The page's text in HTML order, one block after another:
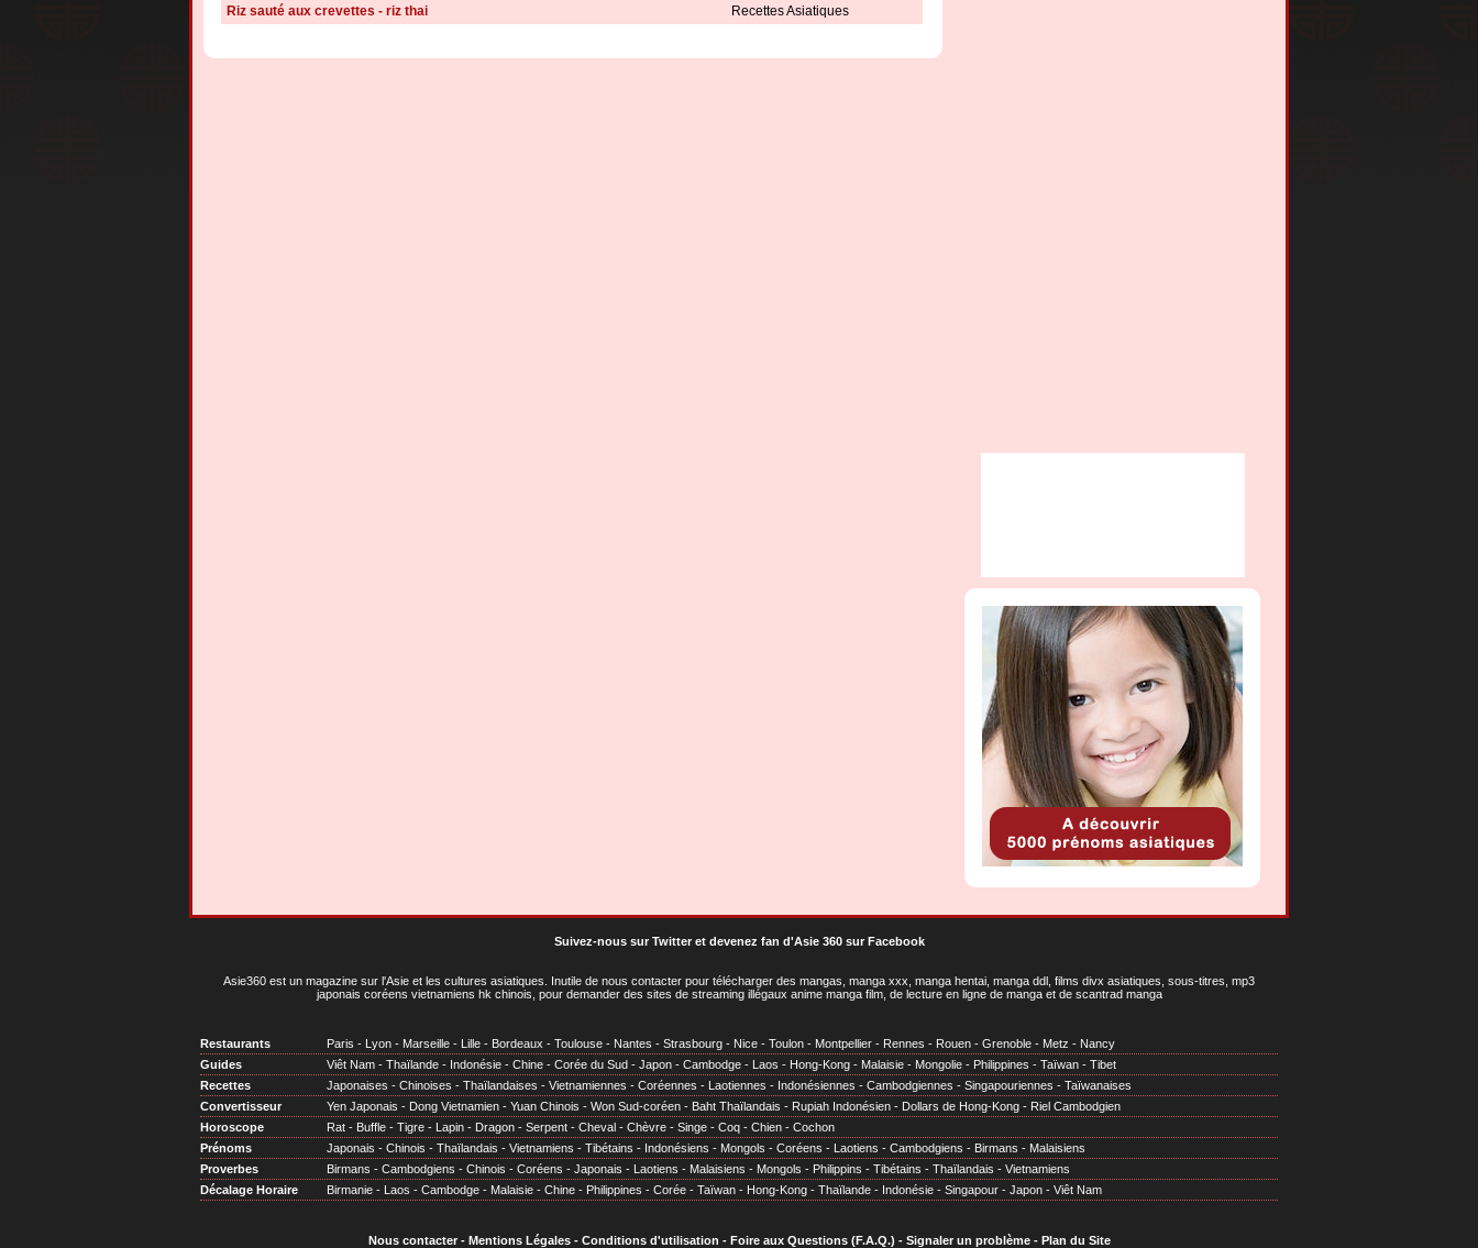
Riz sauté aux crevettes - riz thai
Recettes Asiatiques
Suivez-nous sur Twitteret devenez fan d'Asie 360 sur Facebook
Asie360 est un magazine sur l'Asie et les cultures asiatiques . Inutile de nous contacter pour télécharger des mangas, manga xxx, manga hentai, manga ddl, films divx asiatiques, sous-titres, mp3
japonais coréens vietnamiens hk chinois, pour demander des sites de streaming illégaux anime manga film, de lecture en ligne de manga et de scantrad manga
Restaurants Paris - Lyon - Marseille - Lille - Bordeaux - Toulouse - Nantes - Strasbourg - Nice - Toulon - Montpellier - Rennes - Rouen - Grenoble - Metz - Nancy
Guides
Viêt Nam - Thaïlande - Indonésie - Chine - Corée du Sud - Japon - Cambodge - Laos - Hong-Kong - Malaisie - Mongolie - Philippines - Taïwan - Tibet
Recettes
Japonaises - Chinoises - Thaïlandaises - Vietnamiennes - Coréennes - Laotiennes - Indonésiennes - Cambodgiennes - Singapouriennes - Taïwanaises
Convertisseur
Yen Japonais - Dong Vietnamien - Yuan Chinois - Won Sud-coréen - Baht Thaïlandais - Rupiah Indonésien - Dollars de Hong-Kong - Riel Cambodgien
Horoscope
Rat - Buffle - Tigre - Lapin - Dragon - Serpent - Cheval - Chèvre - Singe - Coq - Chien - Cochon
Prénoms
Japonais - Chinois - Thaïlandais - Vietnamiens - Tibétains - Indonésiens - Mongols - Coréens - Laotiens - Cambodgiens - Birmans - Malaisiens
Proverbes
Birmans - Cambodgiens - Chinois - Coréens - Japonais - Laotiens - Malaisiens - Mongols - Philippins - Tibétains - Thaïlandais - Vietnamiens
Décalage Horaire
Birmanie - Laos - Cambodge - Malaisie - Chine - Philippines - Corée - Taïwan - Hong-Kong - Thaïlande - Indonésie - Singapour - Japon - Viêt Nam
Nous contacter- Mentions Légales- Conditions d'utilisation - Foire aux Questions (F.A.Q.) - Signaler un problème- Plan du Site